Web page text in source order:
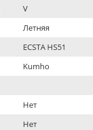
V
Летняя
ECSTA HS51
Kumho
Нет
Нет